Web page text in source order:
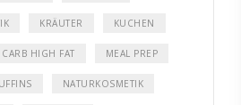
KRÄUTER KUCHEN
HIGH FAT MEAL PREP
NATURKOSMETIK